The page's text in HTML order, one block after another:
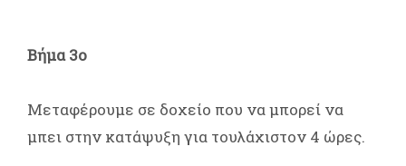
Βήμα 3ο
Μεταφέρουμε σε δοχείο που να μπορεί να
μπει στην κατάψυξη για τουλάχιστον 4 ώρες.